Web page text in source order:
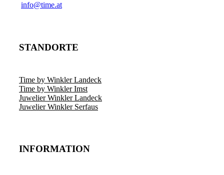
­info@time.at
STANDORTE
Time by Winkler Landeck
Time by Winkler Imst
Juwelier Winkler Landeck
Juwelier Winkler Serfaus
INFORMATION